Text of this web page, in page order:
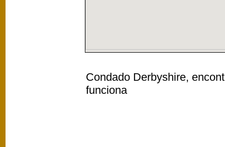
Condado Derbyshire,
funciona